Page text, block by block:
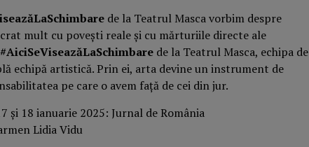
de la Teatrul Masca vorbim despre
mult cu povești reale și cu mărturiile directe ale
de la Teatrul Masca, echipa de
echipă artistică. Prin ei, arta devine un instrument de
pe care o avem față de cei din jur.